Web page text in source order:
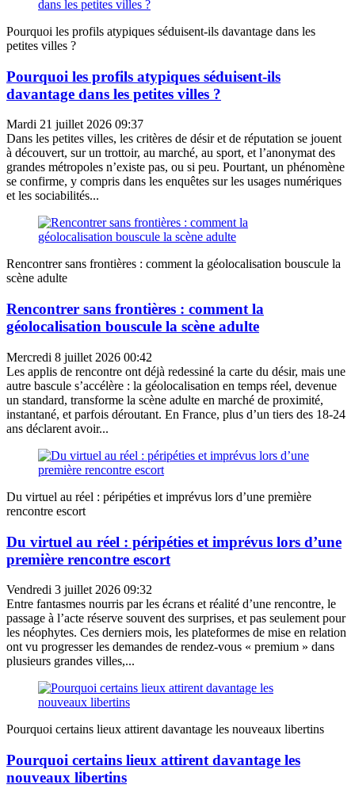
Pourquoi les profils atypiques séduisent-ils davantage dans les
petites villes ?
Pourquoi les profils atypiques séduisent-ils
davantage dans les petites villes ?
Mardi 21 juillet 2026 09:37
Dans les petites villes, les critères de désir et de réputation se jouent
à découvert, sur un trottoir, au marché, au sport, et l’anonymat des
grandes métropoles n’existe pas, ou si peu. Pourtant, un phénomène
se confirme, y compris dans les enquêtes sur les usages numériques
et les sociabilités...
Rencontrer sans frontières : comment la géolocalisation bouscule la
scène adulte
Rencontrer sans frontières : comment la
géolocalisation bouscule la scène adulte
Mercredi 8 juillet 2026 00:42
Les applis de rencontre ont déjà redessiné la carte du désir, mais une
autre bascule s’accélère : la géolocalisation en temps réel, devenue
un standard, transforme la scène adulte en marché de proximité,
instantané, et parfois déroutant. En France, plus d’un tiers des 18-24
ans déclarent avoir...
Du virtuel au réel : péripéties et imprévus lors d’une première
rencontre escort
Du virtuel au réel : péripéties et imprévus lors d’une
première rencontre escort
Vendredi 3 juillet 2026 09:32
Entre fantasmes nourris par les écrans et réalité d’une rencontre, le
passage à l’acte réserve souvent des surprises, et pas seulement pour
les néophytes. Ces derniers mois, les plateformes de mise en relation
ont vu progresser les demandes de rendez-vous « premium » dans
plusieurs grandes villes,...
Pourquoi certains lieux attirent davantage les nouveaux libertins
Pourquoi certains lieux attirent davantage les
nouveaux libertins